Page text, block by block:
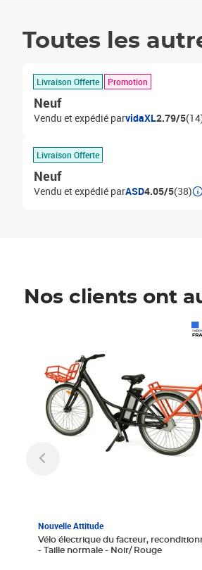
Toutes les
Livraison Offerte Promotion
Neuf
Vendu et expédié parvidaXL2.79/5
Livraison Offerte
Neuf
Vendu et expédié parASD4.05/5(38)
Nos clients ont
Nouvelle Attitude
Vélo électrique du facteur,
- Taille normale - Noir/ Rouge